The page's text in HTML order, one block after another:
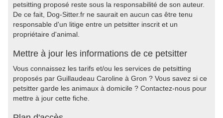
petsitting proposé reste sous la responsabilité de son auteur.
De ce fait, Dog-Sitter.fr ne saurait en aucun cas être tenu
responsable d'un litige entre un petsitter inscrit et un
propriétaire d'animal.
Mettre à jour les informations de ce petsitter
Vous connaissez les tarifs et/ou les services de petsitting
proposés par Guillaudeau Caroline à Gron ? Vous savez si ce
petsitter garde les animaux à domicile ? Contactez-nous pour
mettre à jour cette fiche.